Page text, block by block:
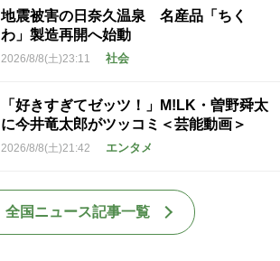
地震被害の日奈久温泉 名産品「ちく
わ」製造再開へ始動
2026/8/8(土)23:11 社会
「好きすぎてゼッツ！」M!LK・曽野舜太
に今井竜太郎がツッコミ＜芸能動画＞
2026/8/8(土)21:42 エンタメ
全国ニュース記事一覧